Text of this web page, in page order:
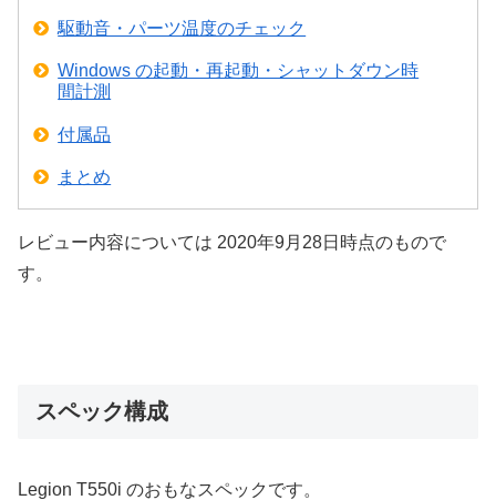
駆動音・パーツ温度のチェック
Windows の起動・再起動・シャットダウン時
間計測
付属品
まとめ
レビュー内容については 2020年9月28日時点のもので
す。
スペック構成
Legion T550i のおもなスペックです。